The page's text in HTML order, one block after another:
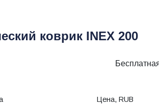
коврик INEX 200
Цена, RUB